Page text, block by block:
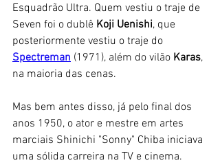
Esquadrão Ultra. Quem vestiu o traje de
Seven foi o dublê Koji Uenishi, que
posteriormente vestiu o traje do
Spectreman (1971), além do vilão Karas,
na maioria das cenas.
Mas bem antes disso, já pelo final dos
anos 1950, o ator e mestre em artes
marciais Shinichi "Sonny" Chiba iniciava
uma sólida carreira na TV e cinema.